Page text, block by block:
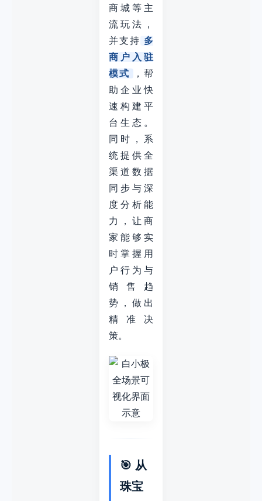
商城等主
流玩法，
并支持 多
商户入驻
模式
，帮
助企业快
速构建平
台生态。
同时，系
统提供全
渠道数据
同步与深
度分析能
力，让商
家能够实
时掌握用
户行为与
销售趋
势，做出
精准决
策。
🎯 从
珠宝